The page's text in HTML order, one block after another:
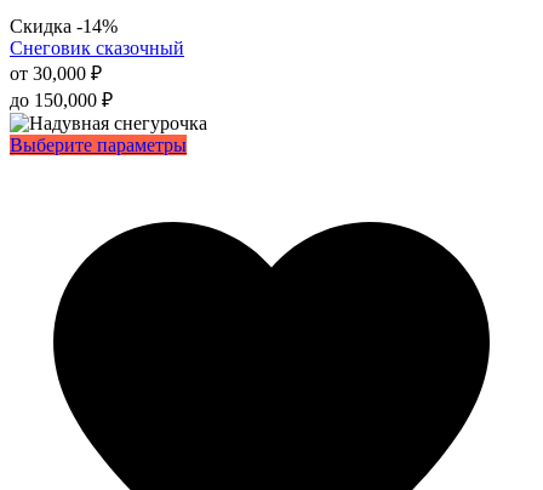
Скидка -14%
Снеговик сказочный
от 30,000 ₽
до 150,000 ₽
Выберите параметрыЭтот
вариаций.